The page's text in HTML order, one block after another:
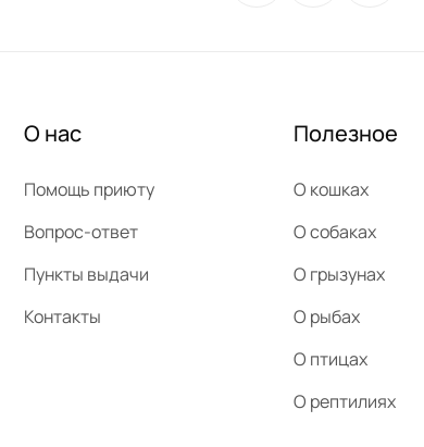
О нас
Помощь приюту
Вопрос-ответ
Пункты выдачи
Контакты
Полезное
О кошках
О собаках
О грызунах
О рыбах
О птицах
О рептилиях